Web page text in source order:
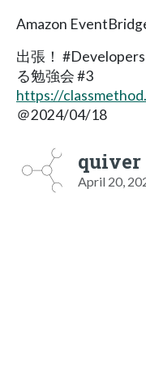
Amazon
出張！
る勉強会 #3
https://
＠2024/04/18
quiver
April 20,